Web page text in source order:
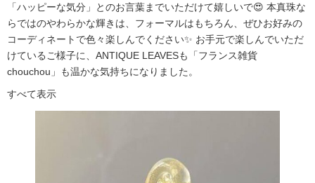
「ハッピーな気分」とのお言葉までいただけて嬉しいで😍 本真珠な
らではのやわらかな輝きは、フォーマルはもちろん、ぜひお好みの
コーディネートで色々楽しんでください✨ お手元で楽しんでいただ
けているご様子に、ANTIQUE LEAVESも「フランス雑貨
chouchou」も温かな気持ちになりました。
すべて表示